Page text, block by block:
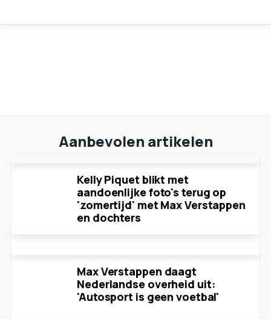
Aanbevolen artikelen
Kelly Piquet blikt met
aandoenlijke foto's terug op
'zomertijd' met Max Verstappen
en dochters
Max Verstappen daagt
Nederlandse overheid uit:
'Autosport is geen voetbal'